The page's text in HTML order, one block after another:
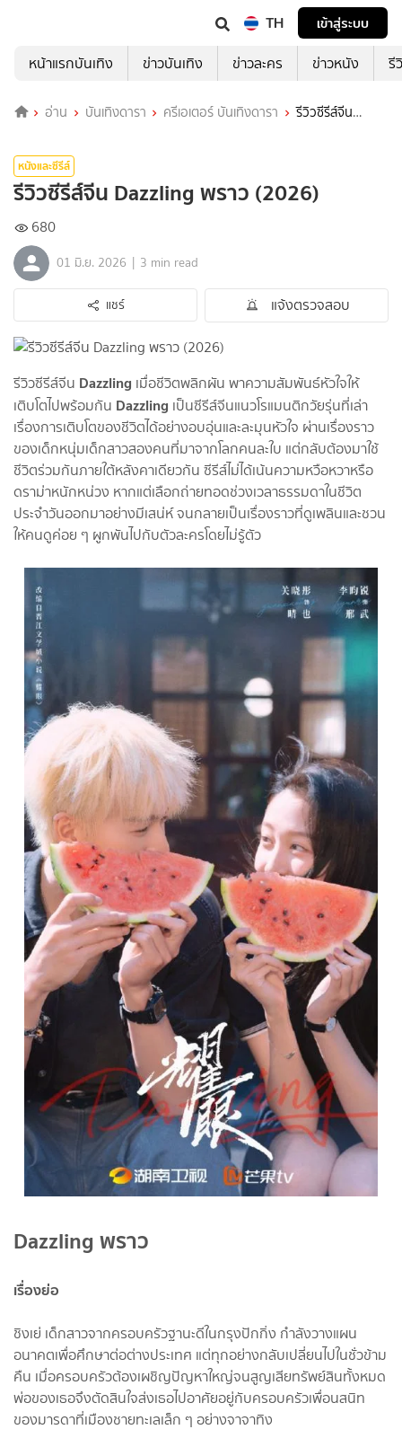
TH
เข้าสู่ระบบ
หน้าแรกบันเทิง
ข่าวบันเทิง ข่าวละคร ข่าวหนัง รี
อ่าน บันเทิงดารา ครีเอเตอร์ บันเทิงดารา
รีวิวซีรีส์จีน
หนังและซีรีส์
รีวิวซีรีส์จีน Dazzling พราว (2026)
680
01 มิ.ย. 2026 | 3 min read
แชร์ แจ้งตรวจสอบ
รีวิวซีรีส์จีน Dazzling เมื่อชีวิตพลิกผัน พาความสัมพันธ์หัวใจให้
เติบโตไปพร้อมกัน Dazzling เป็นซีรีส์จีนแนวโรแมนติกวัยรุ่นที่เล่า
เรื่องการเติบโตของชีวิตได้อย่างอบอุ่นและละมุนหัวใจ ผ่านเรื่องราว
ของเด็กหนุ่มเด็กสาวสองคนที่มาจากโลกคนละใบ แต่กลับต้องมาใช้
ชีวิตร่วมกันภายใต้หลังคาเดียวกัน ซีรีส์ไม่ได้เน้นความหวือหวาหรือ
ดราม่าหนักหน่วง หากแต่เลือกถ่ายทอดช่วงเวลาธรรมดาในชีวิต
ประจำวันออกมาอย่างมีเสน่ห์ จนกลายเป็นเรื่องราวที่ดูเพลินและชวน
ให้คนดูค่อย ๆ ผูกพันไปกับตัวละครโดยไม่รู้ตัว
Dazzling พราว
เรื่องย่อ
ชิงเย่ เด็กสาวจากครอบครัวฐานะดีในกรุงปักกิ่ง กำลังวางแผน
อนาคตเพื่อศึกษาต่อต่างประเทศ แต่ทุกอย่างกลับเปลี่ยนไปในชั่วข้าม
คืน เมื่อครอบครัวต้องเผชิญปัญหาใหญ่จนสูญเสียทรัพย์สินทั้งหมด
พ่อของเธอจึงตัดสินใจส่งเธอไปอาศัยอยู่กับครอบครัวเพื่อนสนิท
ของมารดาที่เมืองชายทะเลเล็ก ๆ อย่างจาจาทิง